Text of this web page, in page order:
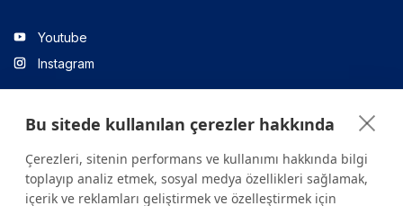
Youtube
Instagram
Linkedin
Bu sitede kullanılan çerezler hakkında
Çerezleri, sitenin performans ve kullanımı hakkında bilgi
toplayıp analiz etmek, sosyal medya özellikleri sağlamak,
içerik ve reklamları geliştirmek ve özelleştirmek için